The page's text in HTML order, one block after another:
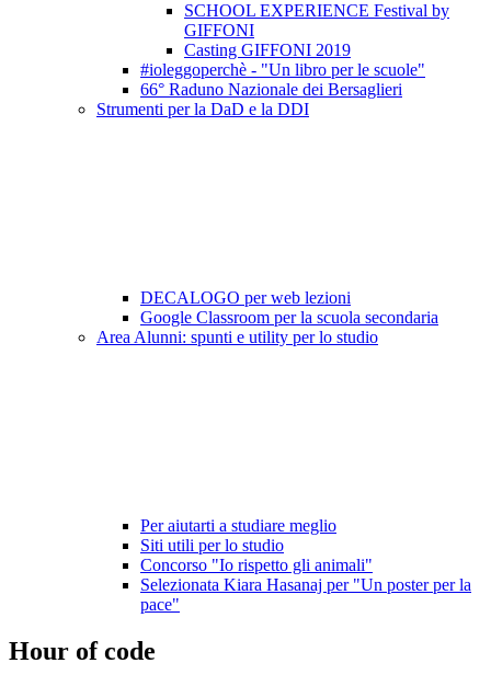
SCHOOL EXPERIENCE Festival by
GIFFONI
Casting GIFFONI 2019
#ioleggoperchè - "Un libro per le scuole"
66° Raduno Nazionale dei Bersaglieri
Strumenti per la DaD e la DDI
DECALOGO per web lezioni
Google Classroom per la scuola secondaria
Area Alunni: spunti e utility per lo studio
Per aiutarti a studiare meglio
Siti utili per lo studio
Concorso "Io rispetto gli animali"
Selezionata Kiara Hasanaj per "Un poster per la
pace"
Hour of code